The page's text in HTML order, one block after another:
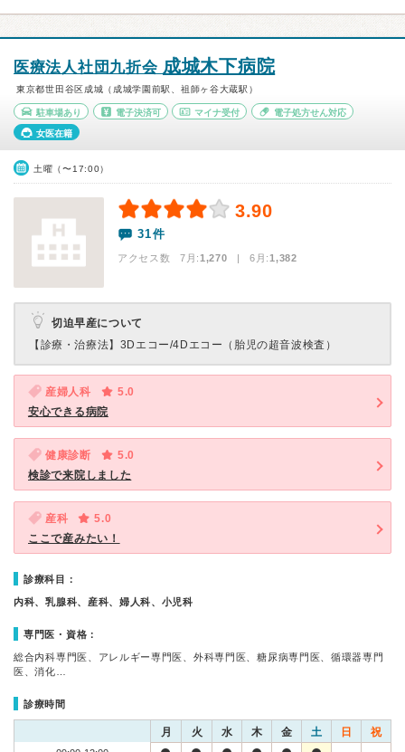
医療法人社団九折会 成城木下病院
東京都世田谷区成城（成城学園前駅、祖師ヶ谷大蔵駅）
駐車場あり 電子決済可 マイナ受付 電子処方せん対応
女医在籍
土曜（〜17:00）
3.90
31件
アクセス数 7月:1,270 | 6月:1,382
切迫早産について
【診療・治療法】 3Dエコー/4Dエコー（胎児の超音波検査）
産婦人科
5.0
安心できる病院
健康診断
5.0
検診で来院しました
産科
5.0
ここで産みたい！
診療科目：
内科、乳腺科、産科、婦人科、小児科
専門医・資格：
総合内科専門医、アレルギー専門医、外科専門医、糖尿病専門医、循環器専門
医、消化…
診療時間
月 火 水 木 金 土 日 祝